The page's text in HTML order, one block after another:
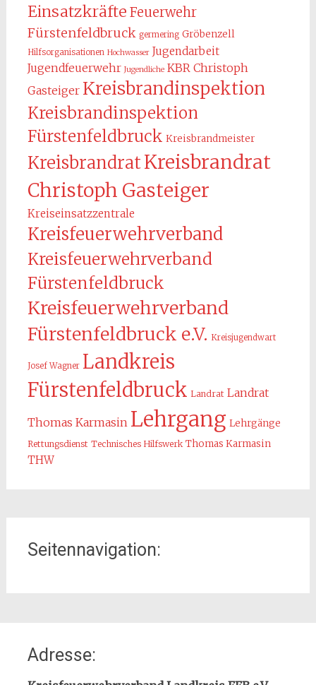
Einsatzkräfte Feuerwehr
Fürstenfeldbruck germering Gröbenzell
Hilfsorganisationen Hochwasser Jugendarbeit
Jugendfeuerwehr Jugendliche KBR Christoph
Gasteiger Kreisbrandinspektion
Kreisbrandinspektion
Fürstenfeldbruck Kreisbrandmeister
KreisbrandratKreisbrandrat
Christoph Gasteiger
Kreiseinsatzzentrale
Kreisfeuerwehrverband
Kreisfeuerwehrverband
Fürstenfeldbruck
Kreisfeuerwehrverband
Fürstenfeldbruck e.V. Kreisjugendwart
Josef Wagner Landkreis
Fürstenfeldbruck Landrat Landrat
Thomas Karmasin Lehrgang Lehrgänge
Rettungsdienst Technisches Hilfswerk Thomas Karmasin
THW
Seitennavigation:
Organisation
Adresse: